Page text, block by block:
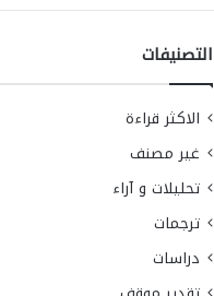
التصنيفات
الاكثر قراءة
غير مصنف
تحليلات و آراء
ترجمات
دراسات